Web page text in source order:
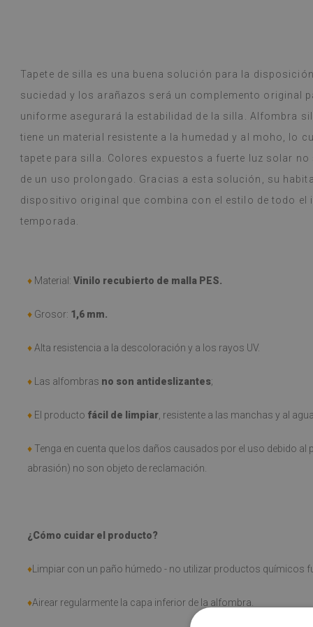
Tapete de silla es una buena solución para la
suciedad y los arañazos será un complemento original
uniforme asegurará la estabilidad de la silla. Alfombra
tiene un material resistente a la humedad y al moho, lo
tapete para silla. Colores expuestos a fuerte luz solar
de un uso prolongado. Gracias a esta solución, su
dispositivo original que combina con el estilo de todo el
temporada.
♦ Material: Vinilo recubierto de malla PES.
♦ Grosor: 1,6 mm.
♦ Alta resistencia a la descoloración y a los rayos UV.
♦ Las alfombras no son antideslizantes;
♦ El producto fácil de limpiar , resistente a las manchas y al agua
♦ Tenga en cuenta que los daños causados por el uso debido al
abrasión) no son objeto de reclamación.
¿Cómo cuidar el producto?
♦Limpiar con un paño húmedo - no utilizar productos químicos
♦Airear regularmente la capa inferior de la alfombra.
Baldosas de
variedad de
llegó en una
estaba bien
sencilla,
me sorprende
hacer tan
y, a pesar de
(durante las
Leer más
Beatrycze
hace 1